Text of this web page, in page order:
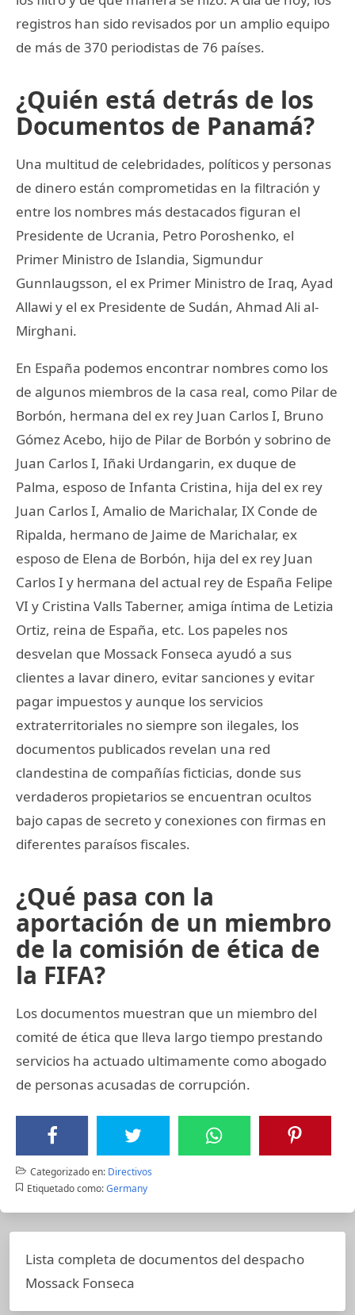
registros han sido revisados por un amplio equipo
de más de 370 periodistas de 76 países.
¿Quién está detrás de los
Documentos de Panamá?
Una multitud de celebridades, políticos y personas
de dinero están comprometidas en la filtración y
entre los nombres más destacados figuran el
Presidente de Ucrania, Petro Poroshenko, el
Primer Ministro de Islandia, Sigmundur
Gunnlaugsson, el ex Primer Ministro de Iraq, Ayad
Allawi y el ex Presidente de Sudán, Ahmad Ali al-
Mirghani.
En España podemos encontrar nombres como los
de algunos miembros de la casa real, como Pilar de
Borbón, hermana del ex rey Juan Carlos I, Bruno
Gómez Acebo, hijo de Pilar de Borbón y sobrino de
Juan Carlos I, Iñaki Urdangarin, ex duque de
Palma, esposo de Infanta Cristina, hija del ex rey
Juan Carlos I, Amalio de Marichalar, IX Conde de
Ripalda, hermano de Jaime de Marichalar, ex
esposo de Elena de Borbón, hija del ex rey Juan
Carlos I y hermana del actual rey de España Felipe
VI y Cristina Valls Taberner, amiga íntima de Letizia
Ortiz, reina de España, etc. Los papeles nos
desvelan que Mossack Fonseca ayudó a sus
clientes a lavar dinero, evitar sanciones y evitar
pagar impuestos y aunque los servicios
extraterritoriales no siempre son ilegales, los
documentos publicados revelan una red
clandestina de compañías ficticias, donde sus
verdaderos propietarios se encuentran ocultos
bajo capas de secreto y conexiones con firmas en
diferentes paraísos fiscales.
¿Qué pasa con la
aportación de un miembro
de la comisión de ética de
la FIFA?
Los documentos muestran que un miembro del
comité de ética que lleva largo tiempo prestando
servicios ha actuado ultimamente como abogado
de personas acusadas de corrupción.
Categorizado en: Directivos
Etiquetado como: Germany
Lista completa de documentos del despacho
Mossack Fonseca